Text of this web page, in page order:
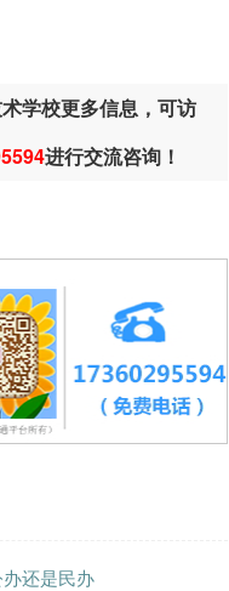
学校更多信息，可访
进行交流咨询！
还是民办